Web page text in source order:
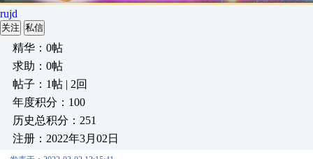
rujd
关注 私信
精华：0帖
求助：0帖
帖子：1帖 | 2回
年度积分：100
历史总积分：251
注册：2022年3月02日